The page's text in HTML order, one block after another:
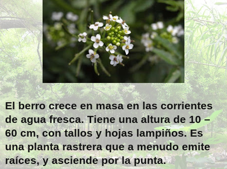
El berro crece en masa en las corrientes
de agua fresca. Tiene una altura de 10 –
60 cm, con tallos y hojas lampiños. Es
una planta rastrera que a menudo emite
raíces, y asciende por la punta.